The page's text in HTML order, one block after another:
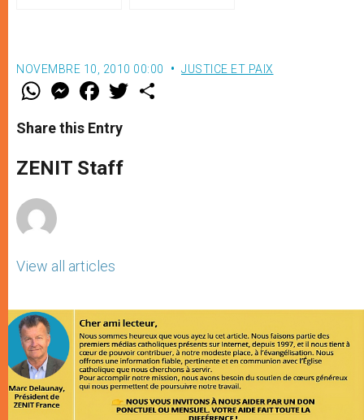
NOVEMBRE 10, 2010 00:00 JUSTICE ET PAIX
W
t
s
p
p
M
e
s
e
g
e
F
a
e
b
o
k
w
Share this Entry
ZENIT Staff
View all articles